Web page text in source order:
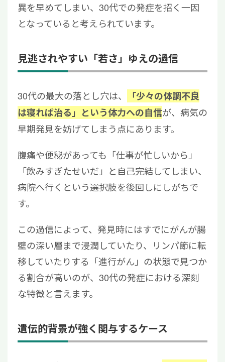
異を早めてしまい、30代での発症を招く一因
となっていると考えられています。
見逃されやすい「若さ」ゆえの過信
30代の最大の落とし穴は、
「少々の体調不良
は寝れば治る」という体力への自信が、病気の
早期発見を妨げてしまう点にあります。
腹痛や便秘があっても「仕事が忙しいから」
「飲みすぎたせいだ」と自己完結してしまい、
病院へ行くという選択肢を後回しにしがちで
す。
この過信によって、発見時にはすでにがんが腸
壁の深い層まで浸潤していたり、リンパ節に転
移していたりする「進行がん」の状態で見つか
る割合が高いのが、30代の発症における深刻
な特徴と言えます。
遺伝的背景が強く関与するケース